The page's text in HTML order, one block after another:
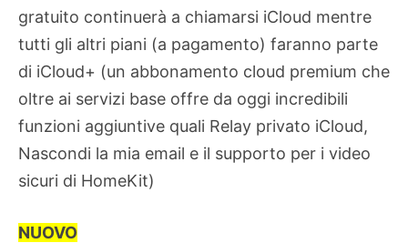
gratuito continuerà a chiamarsi iCloud mentre
tutti gli altri piani (a pagamento) faranno parte
di iCloud+ (un abbonamento cloud premium che
oltre ai servizi base offre da oggi incredibili
funzioni aggiuntive quali Relay privato iCloud,
Nascondi la mia email e il supporto per i video
sicuri di HomeKit)
NUOVO